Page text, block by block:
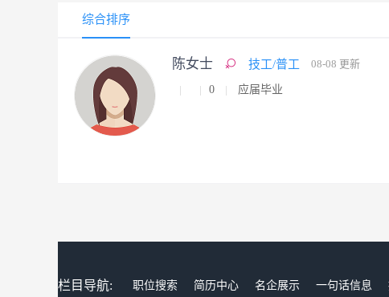
综合排序
陈女士 技工/普工 08-08 更新
0 应届毕业
栏目导航: 职位搜索 简历中心 名企展示 一句话信息